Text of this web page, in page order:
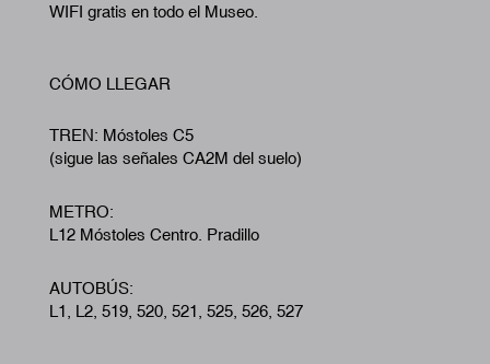
WIFI gratis en todo el Museo.
CÓMO LLEGAR
TREN: Móstoles C5
(sigue las señales CA2M del suelo)
METRO:
L12 Móstoles Centro. Pradillo
AUTOBÚS:
L1, L2, 519, 520, 521, 525, 526, 527